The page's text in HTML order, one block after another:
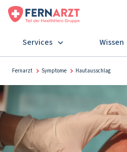
Services Wissen
Fernarzt Symptome Hautausschlag